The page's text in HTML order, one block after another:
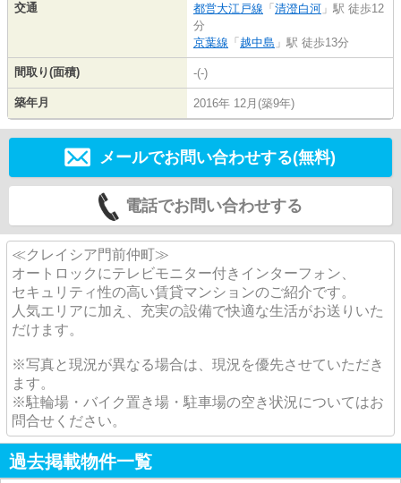
交通
都営大江戸線 「 清澄白河 」駅 徒歩12
分
京葉線 「 越中島 」駅 徒歩13分
間取り(面積) -(-)
築年月 2016年 12月(築9年)
メールでお問い合わせする(無料)
電話でお問い合わせする
≪クレイシア門前仲町≫
オートロックにテレビモニター付きインターフォン、
セキュリティ性の高い賃貸マンションのご紹介です。
人気エリアに加え、充実の設備で快適な生活がお送りいた
だけます。
※写真と現況が異なる場合は、現況を優先させていただき
ます。
※駐輪場・バイク置き場・駐車場の空き状況についてはお
問合せください。
過去掲載物件一覧